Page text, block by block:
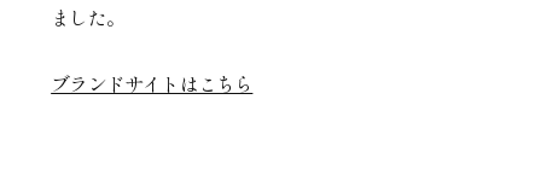
ました。
ブランドサイトはこちら